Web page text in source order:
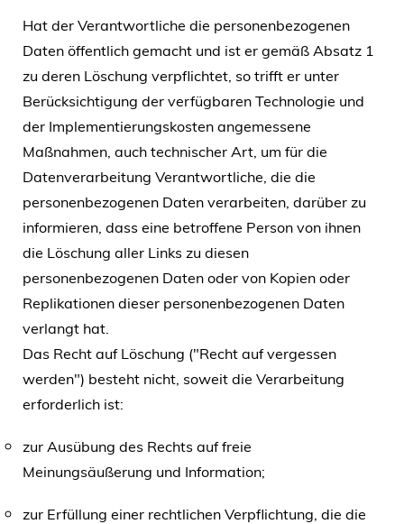
Hat der Verantwortliche die personenbezogenen
Daten öffentlich gemacht und ist er gemäß Absatz 1
zu deren Löschung verpflichtet, so trifft er unter
Berücksichtigung der verfügbaren Technologie und
der Implementierungskosten angemessene
Maßnahmen, auch technischer Art, um für die
Datenverarbeitung Verantwortliche, die die
personenbezogenen Daten verarbeiten, darüber zu
informieren, dass eine betroffene Person von ihnen
die Löschung aller Links zu diesen
personenbezogenen Daten oder von Kopien oder
Replikationen dieser personenbezogenen Daten
verlangt hat.
Das Recht auf Löschung ("Recht auf vergessen
werden") besteht nicht, soweit die Verarbeitung
erforderlich ist:
zur Ausübung des Rechts auf freie
Meinungsäußerung und Information;
zur Erfüllung einer rechtlichen Verpflichtung, die die